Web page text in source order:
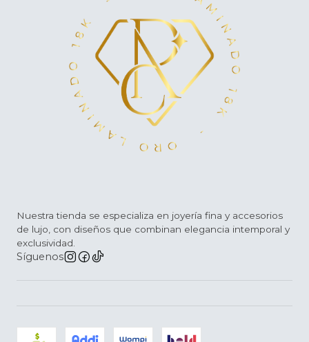
Nuestra tienda se especializa en joyería fina y accesorios
de lujo, con diseños que combinan elegancia intemporal y
exclusividad.
Síguenos